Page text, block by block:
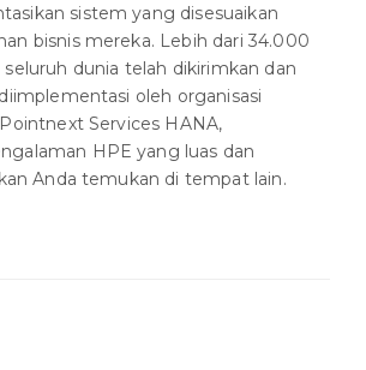
sistem yang disesuaikan
bisnis mereka. Lebih dari 34.000
dunia telah dikirimkan dan
oleh organisasi
Services HANA,
HPE yang luas dan
Anda temukan di tempat lain.